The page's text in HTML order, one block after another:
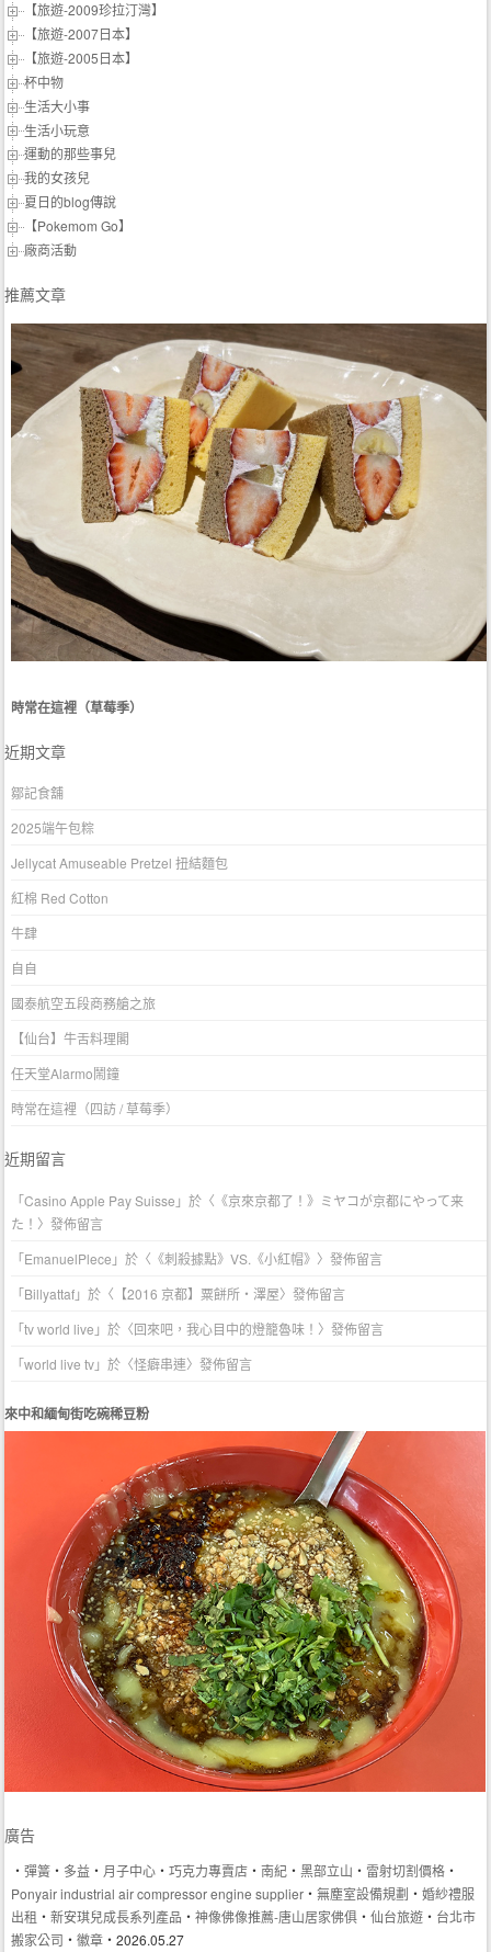
【旅遊-2009珍拉汀灣】
【旅遊-2007日本】
【旅遊-2005日本】
杯中物
生活大小事
生活小玩意
運動的那些事兒
我的女孩兒
夏日的blog傳說
【Pokemom Go】
廠商活動
推薦文章
時常在這裡（草莓季）
近期文章
鄒記食舖
2025端午包粽
Jellycat Amuseable Pretzel 扭結麵包
紅棉 Red Cotton
牛肆
自自
國泰航空五段商務艙之旅
【仙台】牛舌料理閣
任天堂Alarmo鬧鐘
時常在這裡（四訪 / 草莓季）
近期留言
「Casino Apple Pay Suisse 」於〈 《京來京都了！》ミヤコが京都にやって来
た！ 〉發佈留言
「EmanuelPlece 」於〈 《刺殺據點》VS.《小紅帽》 〉發佈留言
「Billyattaf」於〈 【2016 京都】粟餅所・澤屋〉發佈留言
「tv world live 」於〈回來吧，我心目中的燈籠魯味！ 〉發佈留言
「world live tv」於〈怪癖串連〉發佈留言
來中和緬甸街吃碗稀豆粉
廣告
‧彈簧 ‧ 多益 ‧ 月子中心 ‧巧克力專賣店 ‧南紀 ‧黑部立山 ‧ 雷射切割價格 ‧
Ponyair industrial air compressor engine supplier ‧無塵室設備規劃 ‧婚紗禮服
出租 ‧新安琪兒成長系列產品 ‧神像佛像推薦-唐山居家佛俱 ‧仙台旅遊 ‧ 台北市
搬家公司 ‧徽章 ‧2026.05.27